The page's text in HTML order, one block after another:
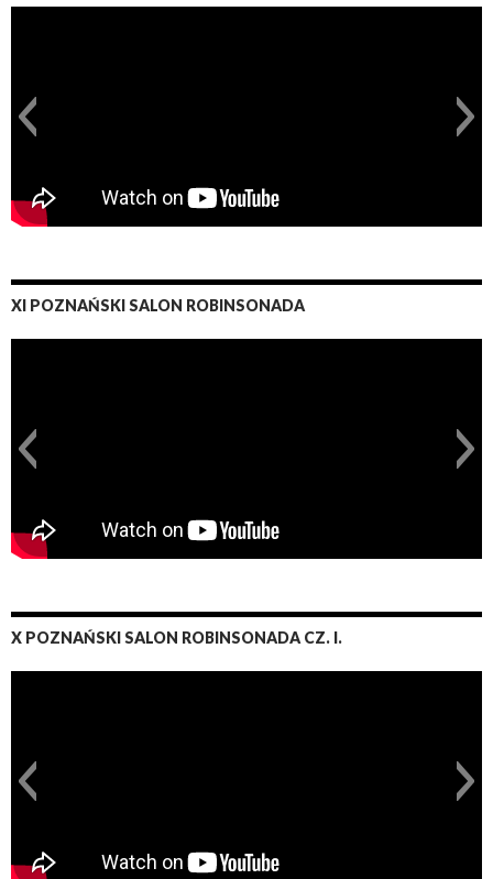
XI POZNAŃSKI SALON ROBINSONADA
X POZNAŃSKI SALON ROBINSONADA CZ. I.